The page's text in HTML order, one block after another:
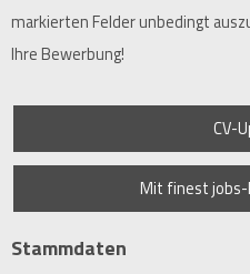
markierten Felder unbedingt
Ihre Bewerbung!
CV-
Mit finest
Stammdaten